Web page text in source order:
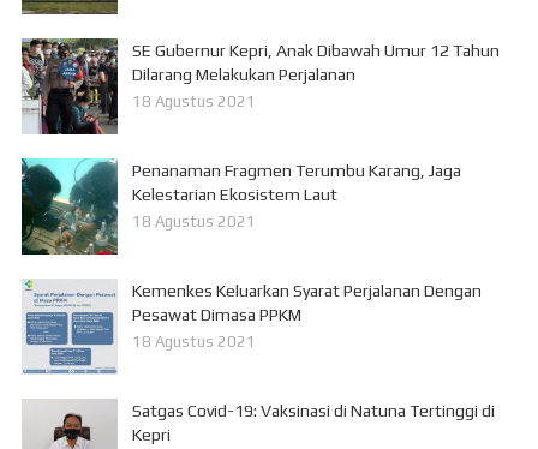
SE Gubernur Kepri, Anak Dibawah Umur 12 Tahun
Dilarang Melakukan Perjalanan
18 Agustus 2021
Penanaman Fragmen Terumbu Karang, Jaga
Kelestarian Ekosistem Laut
18 Agustus 2021
Kemenkes Keluarkan Syarat Perjalanan Dengan
Pesawat Dimasa PPKM
18 Agustus 2021
Satgas Covid-19: Vaksinasi di Natuna Tertinggi di
Kepri